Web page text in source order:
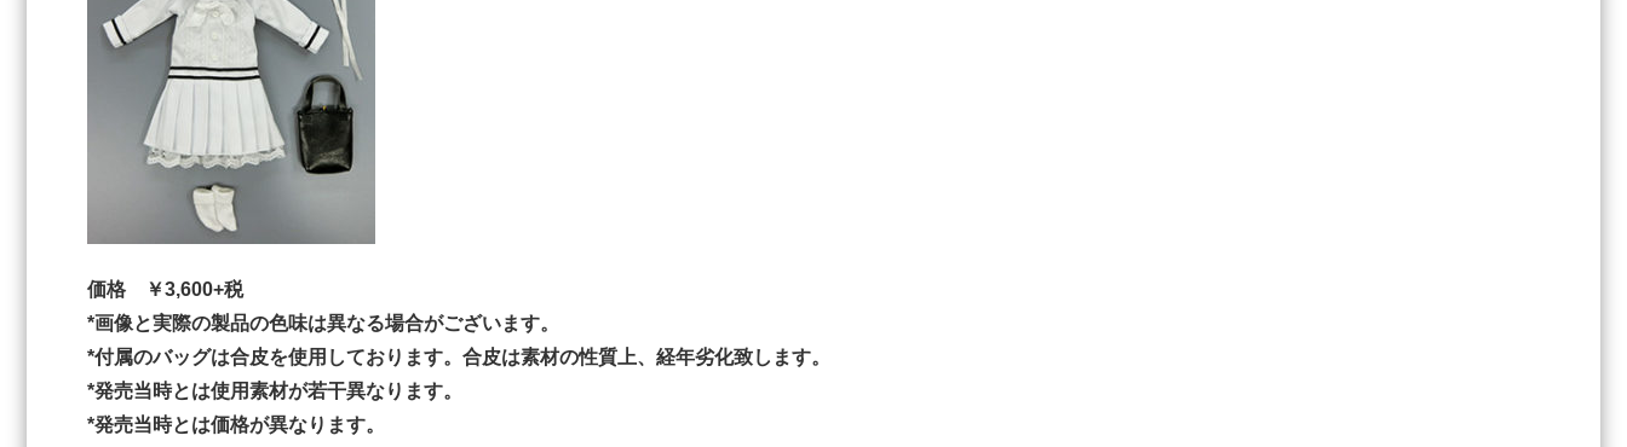
価格 ￥3,600+税
*画像と実際の製品の色味は異なる場合がございます。
*付属のバッグは合皮を使用しております。合皮は素材の性質上、経年劣化致します。
*発売当時とは使用素材が若干異なります。
*発売当時とは価格が異なります。